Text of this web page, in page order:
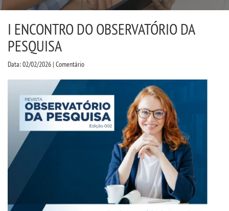
BIBLIOTECA
CPA
PROUNI
FIES
I ENCONTRO DO OBSERVATÓRIO DA
PESQUISA
Data: 02/02/2026 | Comentário